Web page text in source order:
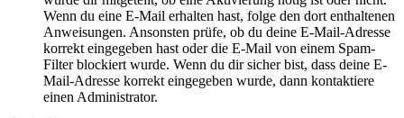
Wenn du eine E-Mail erhalten hast, folge den dort enthaltenen
Anweisungen. Ansonsten prüfe, ob du deine E-Mail-Adresse
korrekt eingegeben hast oder die E-Mail von einem Spam-
Filter blockiert wurde. Wenn du dir sicher bist, dass deine E-
Mail-Adresse korrekt eingegeben wurde, dann kontaktiere
einen Administrator.